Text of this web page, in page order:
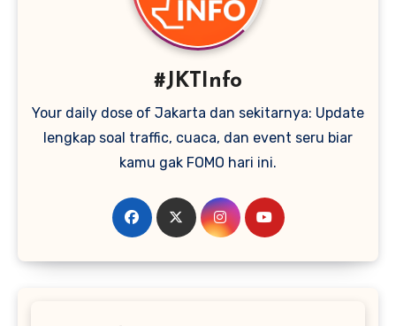
#JKTInfo
Your daily dose of Jakarta dan sekitarnya: Update
lengkap soal traffic, cuaca, dan event seru biar
kamu gak FOMO hari ini.